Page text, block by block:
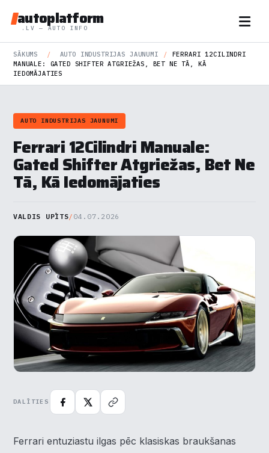
autoplatform
.LV — AUTO INFO
SĀKUMS / AUTO INDUSTRIJAS JAUNUMI /
FERRARI 12CILINDRI
MANUALE: GATED SHIFTER ATGRIEŽAS, BET NE TĀ, KĀ
IEDOMĀJATIES
AUTO INDUSTRIJAS JAUNUMI
Ferrari 12Cilindri Manuale:
Gated Shifter Atgriežas, Bet Ne
Tā, Kā Iedomājaties
VALDIS UPĪTS/ 04.07.2026
DALĪTIES
Ferrari entuziastu ilgas pēc klasiskas braukšanas